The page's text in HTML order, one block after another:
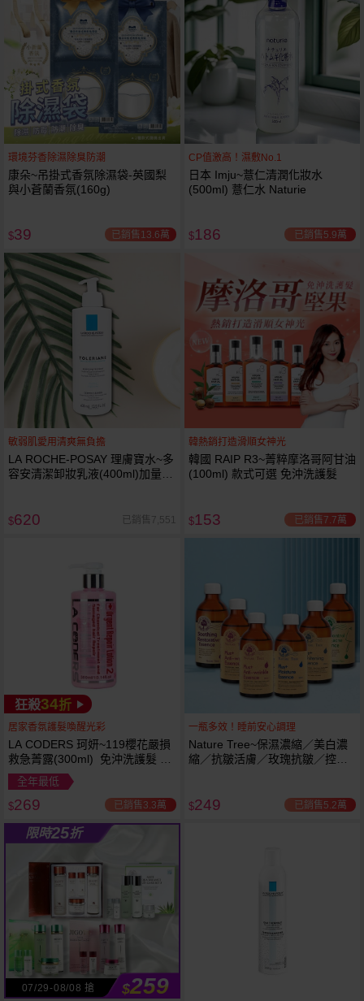
環境芬香除濕除臭防潮
康朵~吊掛式香氛除濕袋-英國梨
與小蒼蘭香氛(160g)
$39 已銷售13.6萬
CP值激高！濕敷No.1
日本 Imju~薏仁清潤化妝水
(500ml) 薏仁水 Naturie
$186 已銷售5.9萬
敏弱肌愛用清爽無負擔
LA ROCHE-POSAY 理膚寶水~多
容安清潔卸妝乳液(400ml)加量
$620 已銷售7,551
韓熱銷打造滑順女神光
韓國 RAIP R3~菁粹摩洛哥阿甘油
(100ml) 款式可選 免沖洗護髮
$153 已銷售7.7萬
狂殺34折
居家香氛護髮喚醒光彩
LA CODERS 珂妍~119櫻花嚴損
救急菁露(300ml) 免沖洗護髮 蕾
舒法克
全年最低
$269 已銷售3.3萬
一瓶多效！睡前安心調理
Nature Tree~保濕濃縮／美白濃
縮／抗皺活膚／玫瑰抗皺／控油
$249 已銷售5.2萬
限時25折
07/29-08/08 搶 $259